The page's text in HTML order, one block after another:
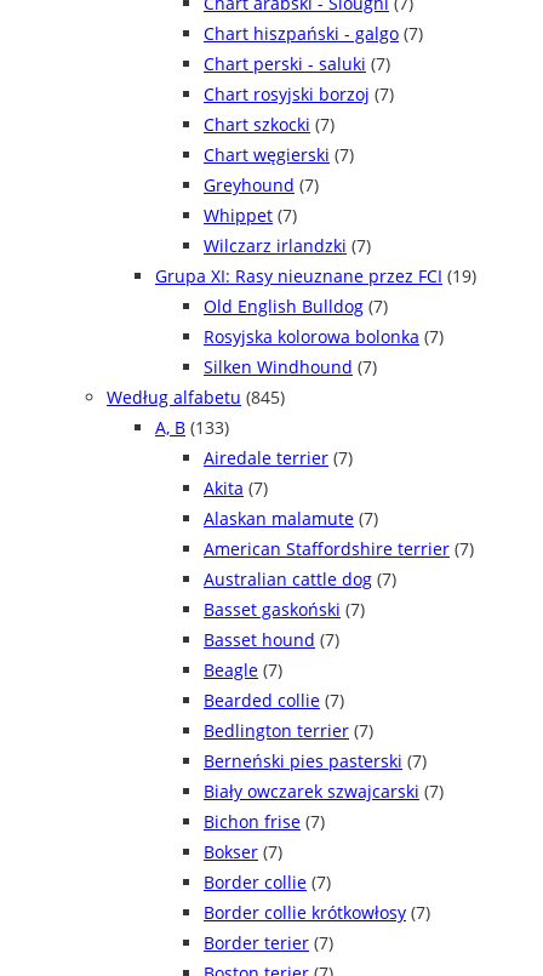
Chart hiszpański - galgo (7)
Chart perski - saluki (7)
Chart rosyjski borzoj (7)
Chart szkocki (7)
Chart węgierski (7)
Greyhound (7)
Whippet (7)
Wilczarz irlandzki (7)
Grupa XI: Rasy nieuznane przez FCI (19)
Old English Bulldog (7)
Rosyjska kolorowa bolonka (7)
Silken Windhound (7)
Według alfabetu (845)
A, B (133)
Airedale terrier (7)
Akita (7)
Alaskan malamute (7)
American Staffordshire terrier (7)
Australian cattle dog (7)
Basset gaskoński (7)
Basset hound (7)
Beagle (7)
Bearded collie (7)
Bedlington terrier (7)
Berneński pies pasterski (7)
Biały owczarek szwajcarski (7)
Bichon frise (7)
Bokser (7)
Border collie (7)
Border collie krótkowłosy (7)
Border terier (7)